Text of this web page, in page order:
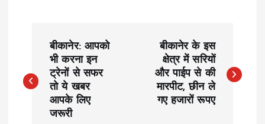
s
बीकानेर: आपको
भी करना इन
ट्रेनों से सफर
तो ये खबर
आपके लिए
जरूरी
बीकानेर के इस
क्षेत्र में सरियों
और पाईप से की
मारपीट, छीन ले
गए हजारों रूपए